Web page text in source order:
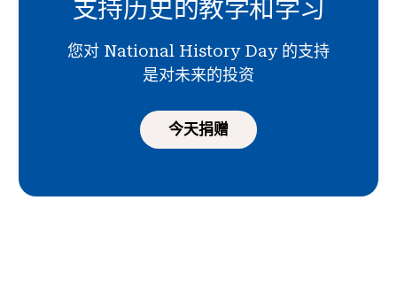
支持历史的教学和学习
您对 National History Day 的支持
是对未来的投资
今天捐赠